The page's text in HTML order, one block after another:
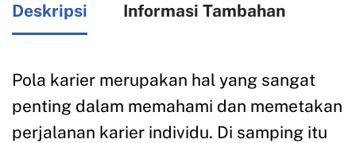
Deskripsi Informasi Tambahan
Pola karier merupakan hal yang sangat
penting dalam memahami dan memetakan
perjalanan karier individu. Di samping itu